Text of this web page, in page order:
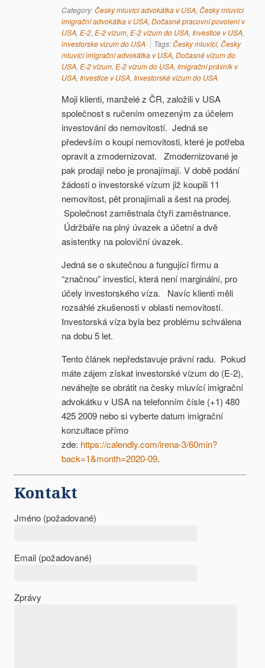
Category:Česky mluvící advokátka v USA, Česky mluvící
imigrační advokátka v USA, Dočasné pracovní povolení v
USA, E-2, E-2 vízum, E-2 vízum do USA, Investice v USA,
investorske vizum do USA
Tags:Česky mluvící, Česky
mluvící imigrační advokátka v USA, Dočasné vízum do
USA, E-2 vízum, E-2 vízum do USA, Imigrační právník v
USA, Investice v USA, Investorské vízum do USA
Moji klienti, manželé z ČR, založili v USA
společnost s ručením omezeným za účelem
investování do nemovitostí. Jedná se
především o koupi nemovitosti, které je potřeba
opravit a zmodernizovat. Zmodernizované je
pak prodají nebo je pronajímají. V době podání
žádosti o investorské vízum již koupili 11
nemovitost, pět pronajímali a šest na prodej.
Společnost zaměstnala čtyři zaměstnance.
Údržbáře na plný úvazek a účetní a dvě
asistentky na poloviční úvazek.
Jedná se o skutečnou a fungující firmu a
“značnou” investici, která není marginální, pro
účely investorského víza. Navíc klienti měli
rozsáhlé zkušenosti v oblasti nemovitostí.
Investorská víza byla bez problému schválena
na dobu 5 let.
Tento článek nepředstavuje právní radu. Pokud
máte zájem získat investorské vízum do (E-2),
neváhejte se obrátit na česky mluvící imigrační
advokátku v USA na telefonním čísle (+1) 480
425 2009 nebo si vyberte datum imigrační
konzultace přímo
zde: https://calendly.com/irena-3/60min?
back=1&month=2020-09.
Kontakt
Jméno (požadované)
Email (požadované)
Zprávy